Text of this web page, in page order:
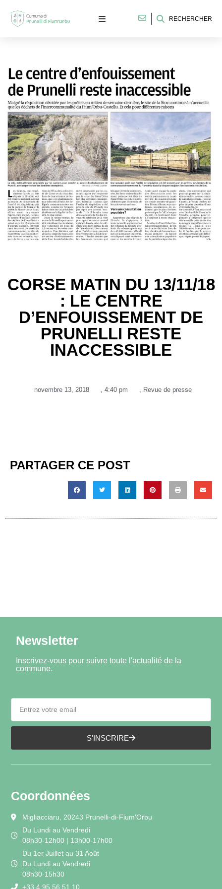
RECHERCHER
CORSE MATIN DU 13/11/18
: LE CENTRE
D’ENFOUISSEMENT DE
PRUNELLI RESTE
INACCESSIBLE
novembre 13, 2018 4:40 pm Revue de presse
PARTAGER CE POST
Newsletter
Inscrivez-vous pour suivre toute l'actualité de la
commune.
S'INSCRIRE
Coordonnées
Migliacciaru, 20243 Prunelli-di-Fium'Orbu
Du Lundi au Vendredi
08h30-12h00 | 13h00-17h00
Du 1er Juillet au 31 Août
Du Lundi au Vendredi
08h30-15h30
+33 4 95 56 51 10